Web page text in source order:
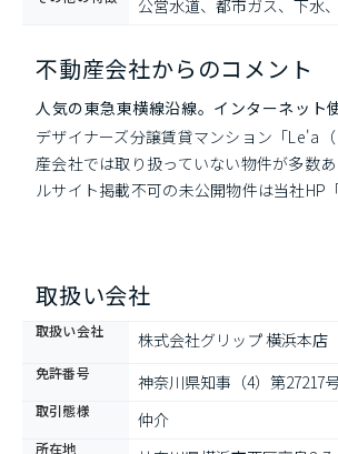
公営水道、都市ガス、下水
不動産会社からのコメント
人気の東急東横線沿線。インターネット
デザイナーズ分譲賃貸マンション「Le'a
産会社では取り扱っていない物件が多数
ルサイト掲載不可の未公開物件は当社HP
取扱い会社
取扱い会社 株式会社グリップ 横浜本店
免許番号 神奈川県知事（4）第27217
取引態様 仲介
所在地